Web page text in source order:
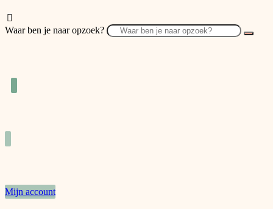
Waar ben je naar opzoek?
Mijn account